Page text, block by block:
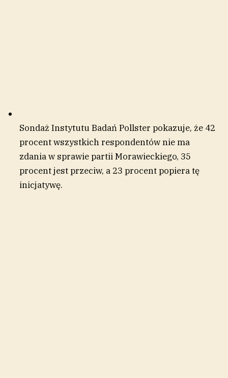
Sondaż Instytutu Badań Pollster pokazuje, że 42
procent wszystkich respondentów nie ma
zdania w sprawie partii Morawieckiego, 35
procent jest przeciw, a 23 procent popiera tę
inicjatywę.